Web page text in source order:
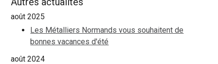
août 2025
Les Métalliers Normands vous souhaitent de
bonnes vacances d'été
août 2024